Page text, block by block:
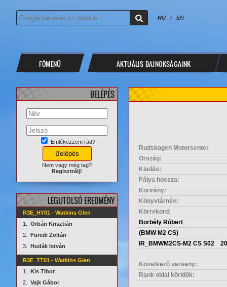
HU / EN
FŐMENÜ AKTUÁLIS BAJNOKSÁGAINK
Rudskogen Motorsenter
Ország:
Kiadás:
Pálya hossza:
Körirány:
Könyvtárnév:
Körrekord:
Borbély Róbert
(BMW M2 CS)
IR_BMWM2CS-M2 CS S02
Következő verseny:
Rank oldal köridõk:
BELÉPÉS
Emlékezzem rád?
Nem vagy még tag?
Regisztrálj!
LEGUTOLSÓ EREDMÉNY
R3E_HY01 - Watkins Glen
1. Orbán Krisztián
2. Füredi Zoltán
3. Hudák István
R3E_TT01 - Watkins Glen
1. Kis Tibor
2. Vajk Gábor